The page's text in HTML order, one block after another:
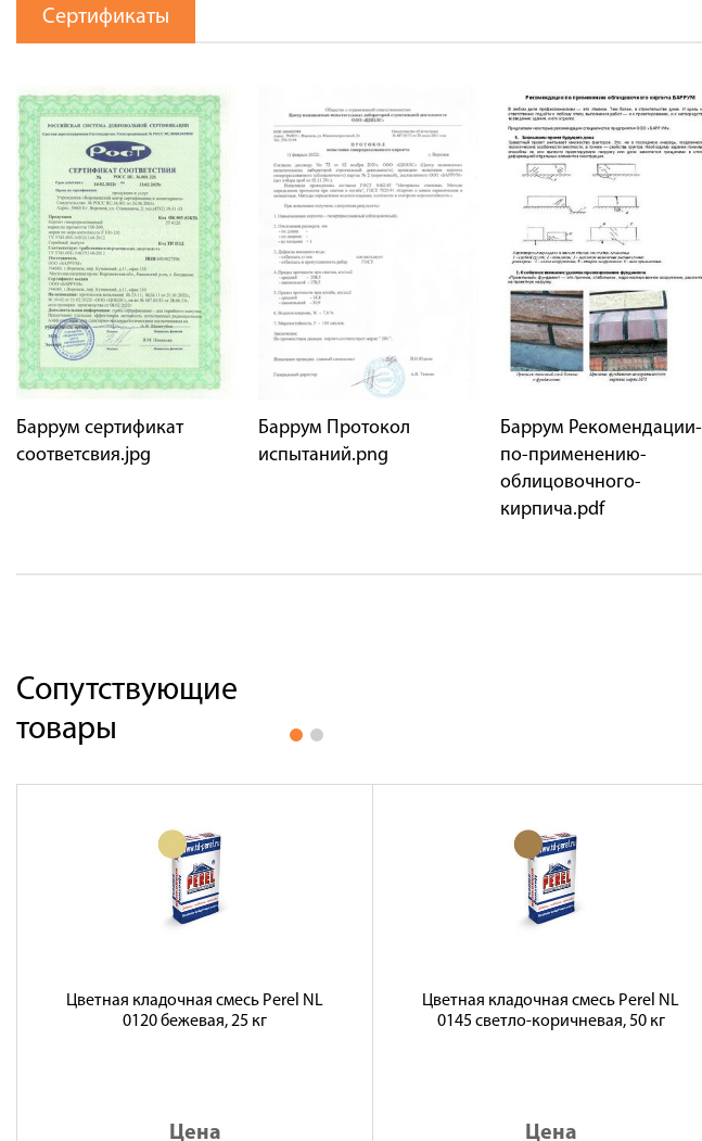
Сертификаты
Баррум сертификат
соответсвия.jpg
Баррум Протокол
испытаний.png
Баррум Рекомендации-
по-применению-
облицовочного-
кирпича.pdf
Сопутствующие
товары
Цветная кладочная смесь Perel NL
0120 бежевая, 25 кг
Цена
Цветная кладочная смесь Perel NL
0145 светло-коричневая, 50 кг
Цена